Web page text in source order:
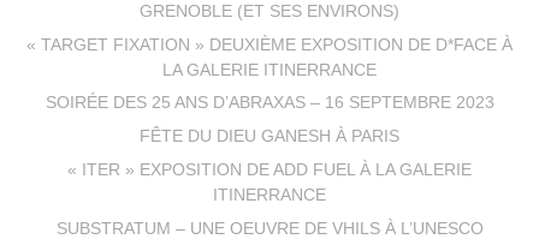
GRENOBLE (ET SES ENVIRONS)
« TARGET FIXATION » DEUXIÈME EXPOSITION DE D*FACE À
LA GALERIE ITINERRANCE
SOIRÉE DES 25 ANS D’ABRAXAS – 16 SEPTEMBRE 2023
FÊTE DU DIEU GANESH À PARIS
« ITER » EXPOSITION DE ADD FUEL À LA GALERIE
ITINERRANCE
SUBSTRATUM – UNE OEUVRE DE VHILS À L’UNESCO